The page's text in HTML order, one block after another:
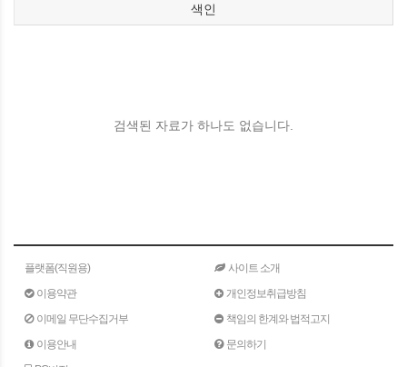
색인
검색된 자료가 하나도 없습니다.
플랫폼(직원용)
사이트 소개
이용약관
개인정보취급방침
이메일 무단수집거부
책임의 한계와 법적고지
이용안내
문의하기